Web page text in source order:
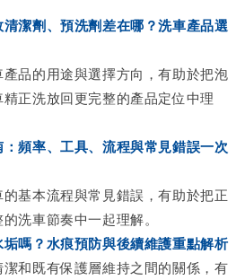
潔劑、預洗劑差在哪？洗車產品選
品的用途與選擇方向，有助於把泡
正洗放回更完整的產品定位中理
頻率、工具、流程與常見錯誤一次
基本流程與常見錯誤，有助於把正
洗車節奏中一起理解。
嗎？水痕預防與後續維護重點解析
和既有保護層維持之間的關係，有